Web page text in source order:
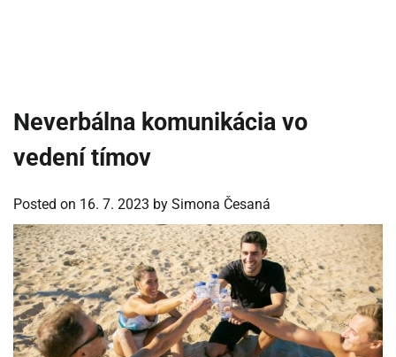
Neverbálna komunikácia vo
vedení tímov
Posted on 16. 7. 2023 by Simona Česaná